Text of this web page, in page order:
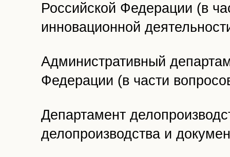
Российской Федерации (в
инновационной
Административный
Федерации (в части
Департамент
делопроизводства и